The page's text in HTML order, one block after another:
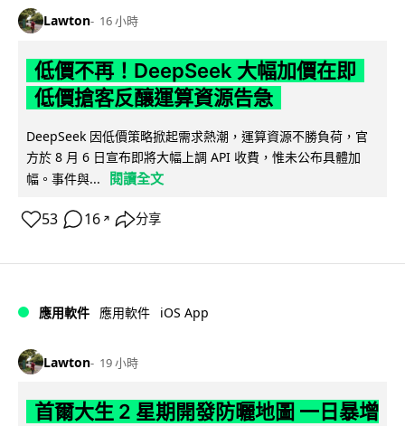
Lawton 16 小時
低價不再！DeepSeek 大幅加價在即
低價搶客反釀運算資源告急
DeepSeek 因低價策略掀起需求熱潮，運算資源不勝負荷，官
方於 8 月 6 日宣布即將大幅上調 API 收費，惟未公布具體加
幅。事件與...
閱讀全文
53 16 ↗ 分享
應用軟件 應用軟件 iOS App
Lawton 19 小時
首爾大生 2 星期開發防曬地圖 一日暴增